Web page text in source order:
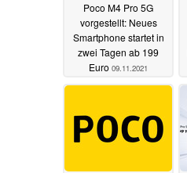
Poco M4 Pro 5G
vorgestellt: Neues
Smartphone startet in
zwei Tagen ab 199
Euro 09.11.2021